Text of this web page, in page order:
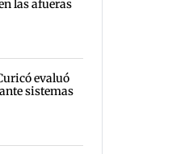
las afueras
evaluó
sistemas